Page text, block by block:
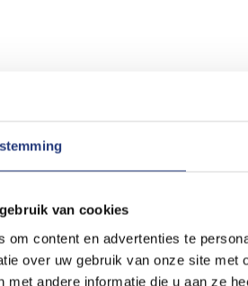
van cookies
om content en advertenties te
over uw gebruik van onze site
met andere informatie die u aan ze